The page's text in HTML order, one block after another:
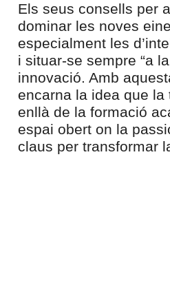
Els seus consells per
dominar les noves
especialment les
i situar-se sempre “a
innovació. Amb
encarna la idea que la
enllà de la formació
espai obert on la
claus per transformar